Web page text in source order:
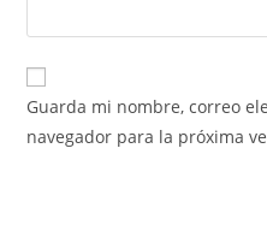
Guarda mi nombre, correo
navegador para la próxima